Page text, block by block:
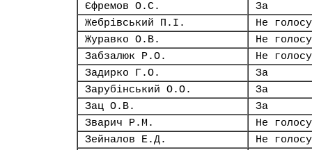
Єфремов О.С.
За
Жебрівський П.І.
Не
Журавко О.В.
Не
Забзалюк Р.О.
Не
Задирко Г.О.
За
Зарубінський О.О.
За
Зац О.В.
За
Зварич Р.М.
Не
Зейналов Е.Д.
Не